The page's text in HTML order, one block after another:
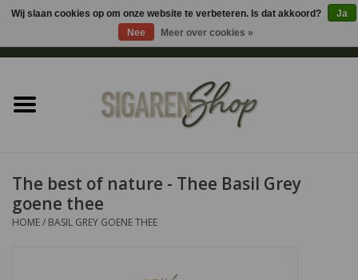
Sigaren accessoires
Shag accessoires
The best of nature - Thee Basil Grey
goene thee
HOME/ BASIL GREY GOENE THEE
Wij slaan cookies op om onze website te verbeteren. Is dat akkoord?
Ja
Nee
Meer over cookies »